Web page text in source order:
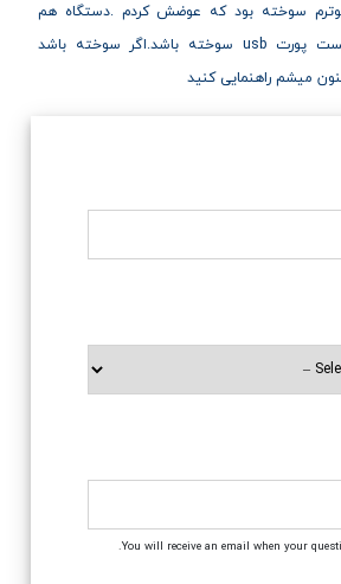
سوخته بود که عوضش کردم .دستگاه هم
روشن میشه.امکانش هست پورت usb سوخته باشد.اگر سوخته باشد
میشم راهنمایی کنید
You will receive an email when your